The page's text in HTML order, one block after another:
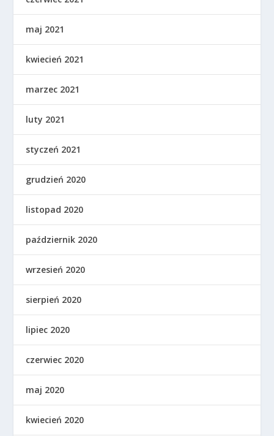
maj 2021
kwiecień 2021
marzec 2021
luty 2021
styczeń 2021
grudzień 2020
listopad 2020
październik 2020
wrzesień 2020
sierpień 2020
lipiec 2020
czerwiec 2020
maj 2020
kwiecień 2020